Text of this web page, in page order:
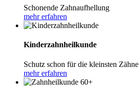
Schonende Zahnaufhellung
mehr erfahren
Kinderzahnheilkunde
Schutz schon für die kleinsten Zähne
mehr erfahren